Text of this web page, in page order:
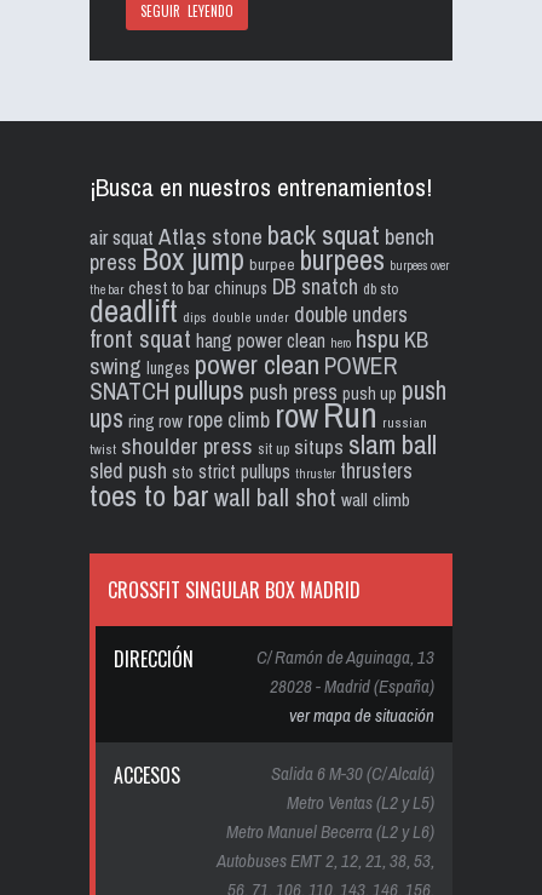
SEGUIR LEYENDO
¡Busca en nuestros entrenamientos!
air squat Atlas stone back squat bench
press Box jump burpee burpees burpees over
the bar chest to bar chinups DB snatch db sto
deadlift dips double under double unders
front squat hang power clean hero hspu KB
swing lunges power clean POWER
SNATCH pullups push press push up push
ups ring row rope climb rowRun russian
twist shoulder press sit up situps slam ball
sled push sto strict pullups thruster thrusters
toes to barwall ball shot wall climb
CROSSFIT SINGULAR BOX MADRID
DIRECCIÓN
C/ Ramón de Aguinaga, 13
28028 - Madrid (España)
ver mapa de situación
ACCESOS
Salida 6 M-30 (C/ Alcalá)
Metro Ventas (L2 y L5)
Metro Manuel Becerra (L2 y L6)
Autobuses EMT 2, 12, 21, 38, 53,
56, 71, 106, 110, 143, 146, 156,